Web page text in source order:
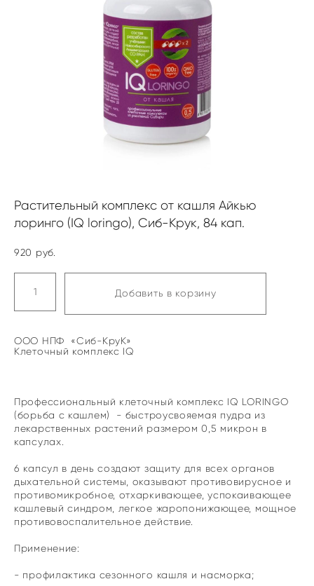
Растительный комплекс от кашля Айкью
лоринго (IQ loringo), Сиб-Крук, 84 кап.
920 pуб.
Добавить в корзину
ООО НПФ «Сиб-КруК»
Клеточный комплекс IQ
Профессиональный клеточный комплекс IQ LORINGO
(борьба с кашлем) - быстроусвояемая пудра из
лекарственных растений размером 0,5 микрон в
капсулах.
6 капсул в день создают защиту для всех органов
дыхательной системы, оказывают противовирусное и
противомикробное, отхаркивающее, успокаивающее
кашлевый синдром, легкое жаропонижающее, мощное
противовоспалительное действие.
Применение:
- профилактика сезонного кашля и насморка;